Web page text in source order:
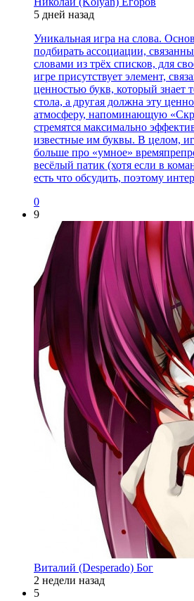
5 дней назад
Уникальная игра на слова.
подбирать ассоциации,
словами из трёх списков, для
игре присутствует элемент,
ценностью букв, который знает
стола, а другая должна эту
атмосферу, напоминающую
стремятся максимально
известные им буквы. В целом,
больше про «умное»
весёлый патик (хотя если в
есть что обсудить, поэтому
0
9
Виталий (Desperado) Бог
2 недели назад
5